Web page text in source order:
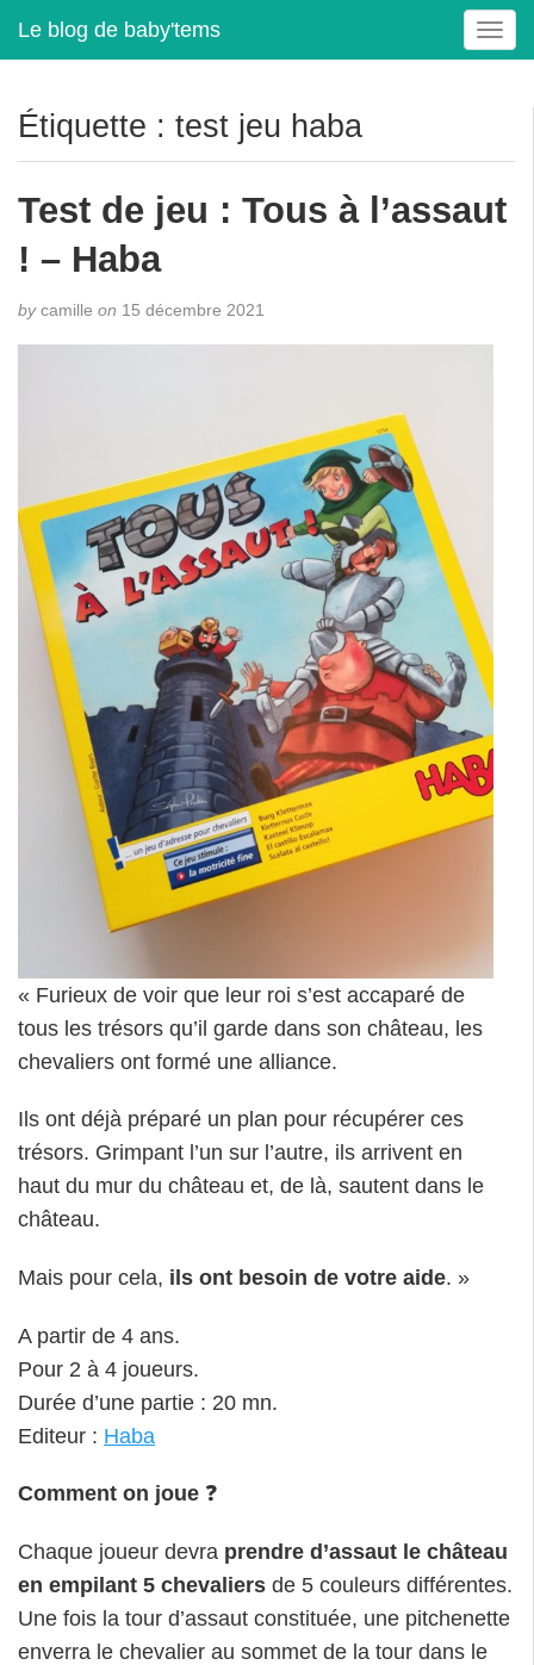
Le blog de baby'tems
T
o
e
a
t
Étiquette : test jeu haba
Test de jeu : Tous à l’assaut
! – Haba
bycamille on 15 décembre 2021
« Furieux de voir que leur roi s’est accaparé de
tous les trésors qu’il garde dans son château, les
chevaliers ont formé une alliance.
Ils ont déjà préparé un plan pour récupérer ces
trésors. Grimpant l’un sur l’autre, ils arrivent en
haut du mur du château et, de là, sautent dans le
château.
Mais pour cela, ils ont besoin de votre aide. »
A partir de 4 ans.
Pour 2 à 4 joueurs.
Durée d’une partie : 20 mn.
Editeur : Haba
Comment on joue ❓
Chaque joueur devra prendre d’assaut le château
en empilant 5 chevaliers de 5 couleurs différentes.
Une fois la tour d’assaut constituée, une pitchenette
enverra le chevalier au sommet de la tour dans le